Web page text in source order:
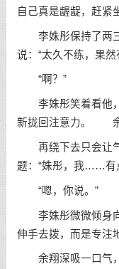
自己真是龌龊，赶紧
李姝彤保持了两三
说：“太久不练，果
“啊？”
李姝彤笑着看他，
新拢回注意力。 余
再绕下去只会让气
题：“姝彤，我……有
“嗯，你说。”
李姝彤微微倾身向
伸手去拨，而是专注
余翔深吸一口气，